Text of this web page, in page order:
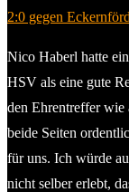
2:0 gegen
Nico Haberl hatte
HSV als eine gute
den Ehrentreffer wie
beide Seiten
für uns. Ich würde
nicht selber erlebt,